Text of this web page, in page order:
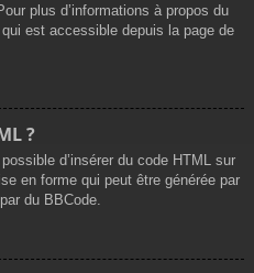
plus d’informations à propos du
est accessible depuis la page de
?
d’insérer du code HTML sur
en forme qui peut être générée par
du BBCode.